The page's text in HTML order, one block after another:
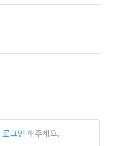
로그인 해주세요.